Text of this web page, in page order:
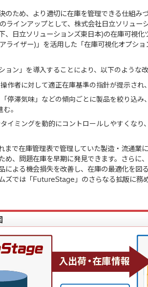
のため、より適切に在庫を管理できる仕組み
ラインアップとして、株式会社日立ソリュー
、日立ソリューションズ東日本)の在庫可視
ライザー)」を活用した「在庫可視化オプシ
ョン」を導入することにより、以下のような
者に対して適正在庫基準の指針が提示され
滞気味」などの傾向ごとに製品を絞り込み
。
ミングを動的にコントロールしやすくなり
まで在庫管理表で管理していた製造・流通業
め、問題在庫を早期に発見できます。さらに
による機会損失を改善し、在庫の最適化を図
ズでは「FutureStage」のさらなる拡販に務